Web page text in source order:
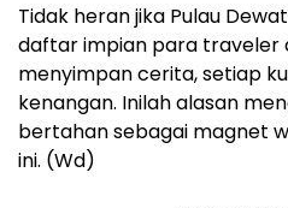
Tidak heran jika Pulau
daftar impian para traveler
menyimpan cerita, setiap
kenangan. Inilah alasan
bertahan sebagai magnet
ini. (Wd)